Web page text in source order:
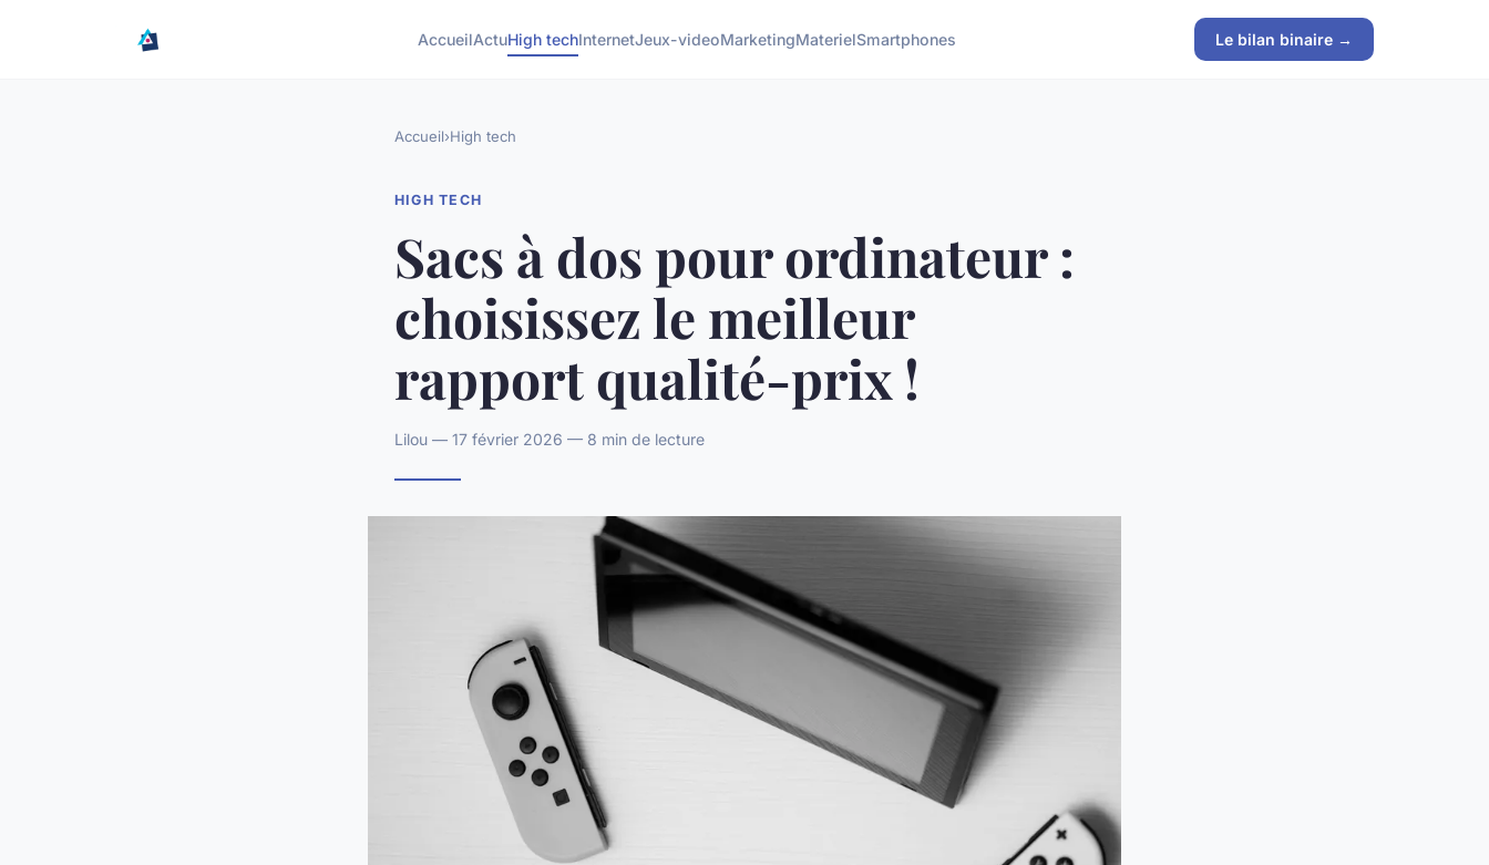
AccueilActuHigh techInternetJeux-videoMarketingMaterielSmartphones Le bilan binaire →
Accueil›High tech
HIGH TECH
Sacs à dos pour ordinateur :
choisissez le meilleur
rapport qualité-prix !
Lilou — 17 février 2026 — 8 min de lecture